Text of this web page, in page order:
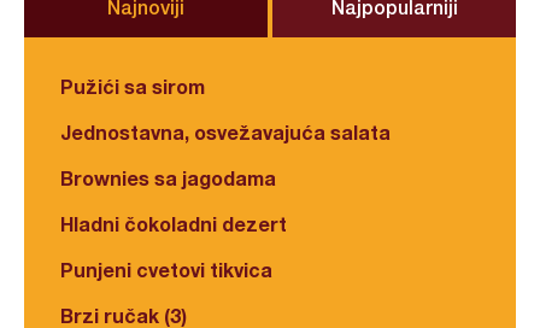
Najnoviji Najpopularniji
Pužići sa sirom
Jednostavna, osvežavajuća salata
Brownies sa jagodama
Hladni čokoladni dezert
Punjeni cvetovi tikvica
Brzi ručak (3)